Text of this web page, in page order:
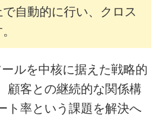
自動的に行い、クロス
ルを中核に据えた戦略的
顧客との継続的な関係構
ト率という課題を解決へ